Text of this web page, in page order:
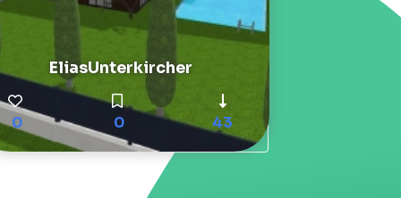
EliasUnterkircher
0 0 43